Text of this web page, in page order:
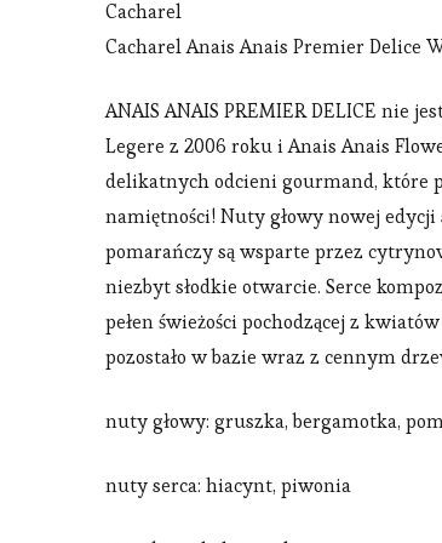
Cacharel
Cacharel Anais Anais Premier Delice
ANAIS ANAIS PREMIER DELICE nie
Legere z 2006 roku i Anais Anais
delikatnych odcieni gourmand, które
namiętności! Nuty głowy nowej
pomarańczy są wsparte przez
niezbyt słodkie otwarcie. Serce
pełen świeżości pochodzącej z
pozostało w bazie wraz z cennym
nuty głowy: gruszka, bergamotka,
nuty serca: hiacynt, piwonia